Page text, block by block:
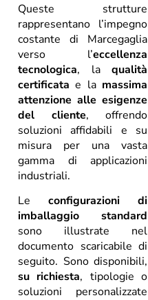
Queste strutture
rappresentano l’impegno
costante di Marcegaglia
verso l’eccellenza
tecnologica, la qualità
certificata e la massima
attenzione alle esigenze
del cliente, offrendo
soluzioni affidabili e su
misura per una vasta
gamma di applicazioni
industriali.
Le configurazioni di
imballaggio standard
sono illustrate nel
documento scaricabile di
seguito. Sono disponibili,
su richiesta, tipologie o
soluzioni personalizzate